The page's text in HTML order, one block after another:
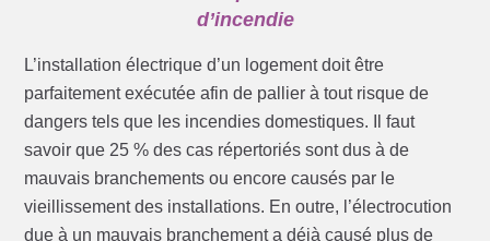
d’incendie
L’installation électrique d’un logement doit être
parfaitement exécutée afin de pallier à tout risque de
dangers tels que les incendies domestiques. Il faut
savoir que 25 % des cas répertoriés sont dus à de
mauvais branchements ou encore causés par le
vieillissement des installations. En outre, l’électrocution
due à un mauvais branchement a déjà causé plus de